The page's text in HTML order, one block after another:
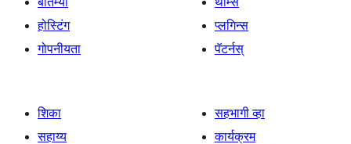
होस्टिंग
गोपनीयता
प्लगिन्स
पॅटर्नस्
शिका
सहाय्य
सहभागी व्हा
कार्यक्रम